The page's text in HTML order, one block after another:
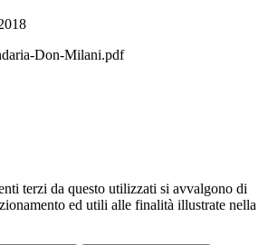
Don-Milani.pdf
terzi da questo utilizzati si avvalgono di
ed utili alle finalità illustrate nella